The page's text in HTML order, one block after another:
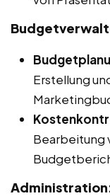
Erstellung
Bearbeitung